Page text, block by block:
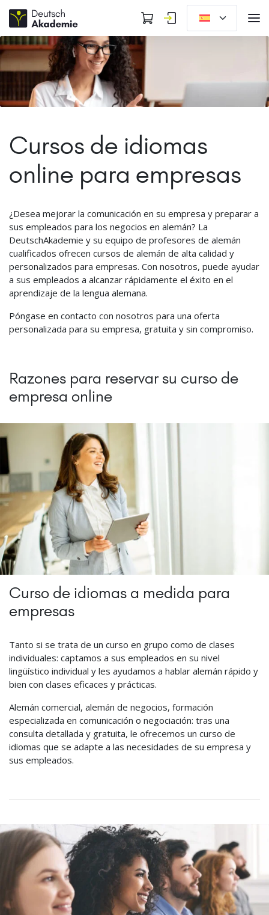
Cursos de idiomas
online para empresas
¿Desea mejorar la comunicación en su empresa y preparar a
sus empleados para los negocios en alemán? La
DeutschAkademie y su equipo de profesores de alemán
cualificados ofrecen cursos de alemán de alta calidad y
personalizados para empresas. Con nosotros, puede ayudar
a sus empleados a alcanzar rápidamente el éxito en el
aprendizaje de la lengua alemana.
Póngase en contacto con nosotros para una oferta
personalizada para su empresa, gratuita y sin compromiso.
Razones para reservar su curso de
empresa online
Curso de idiomas a medida para
empresas
Tanto si se trata de un curso en grupo como de clases
individuales: captamos a sus empleados en su nivel
lingüístico individual y les ayudamos a hablar alemán rápido y
bien con clases eficaces y prácticas.
Alemán comercial, alemán de negocios, formación
especializada en comunicación o negociación: tras una
consulta detallada y gratuita, le ofrecemos un curso de
idiomas que se adapte a las necesidades de su empresa y
sus empleados.